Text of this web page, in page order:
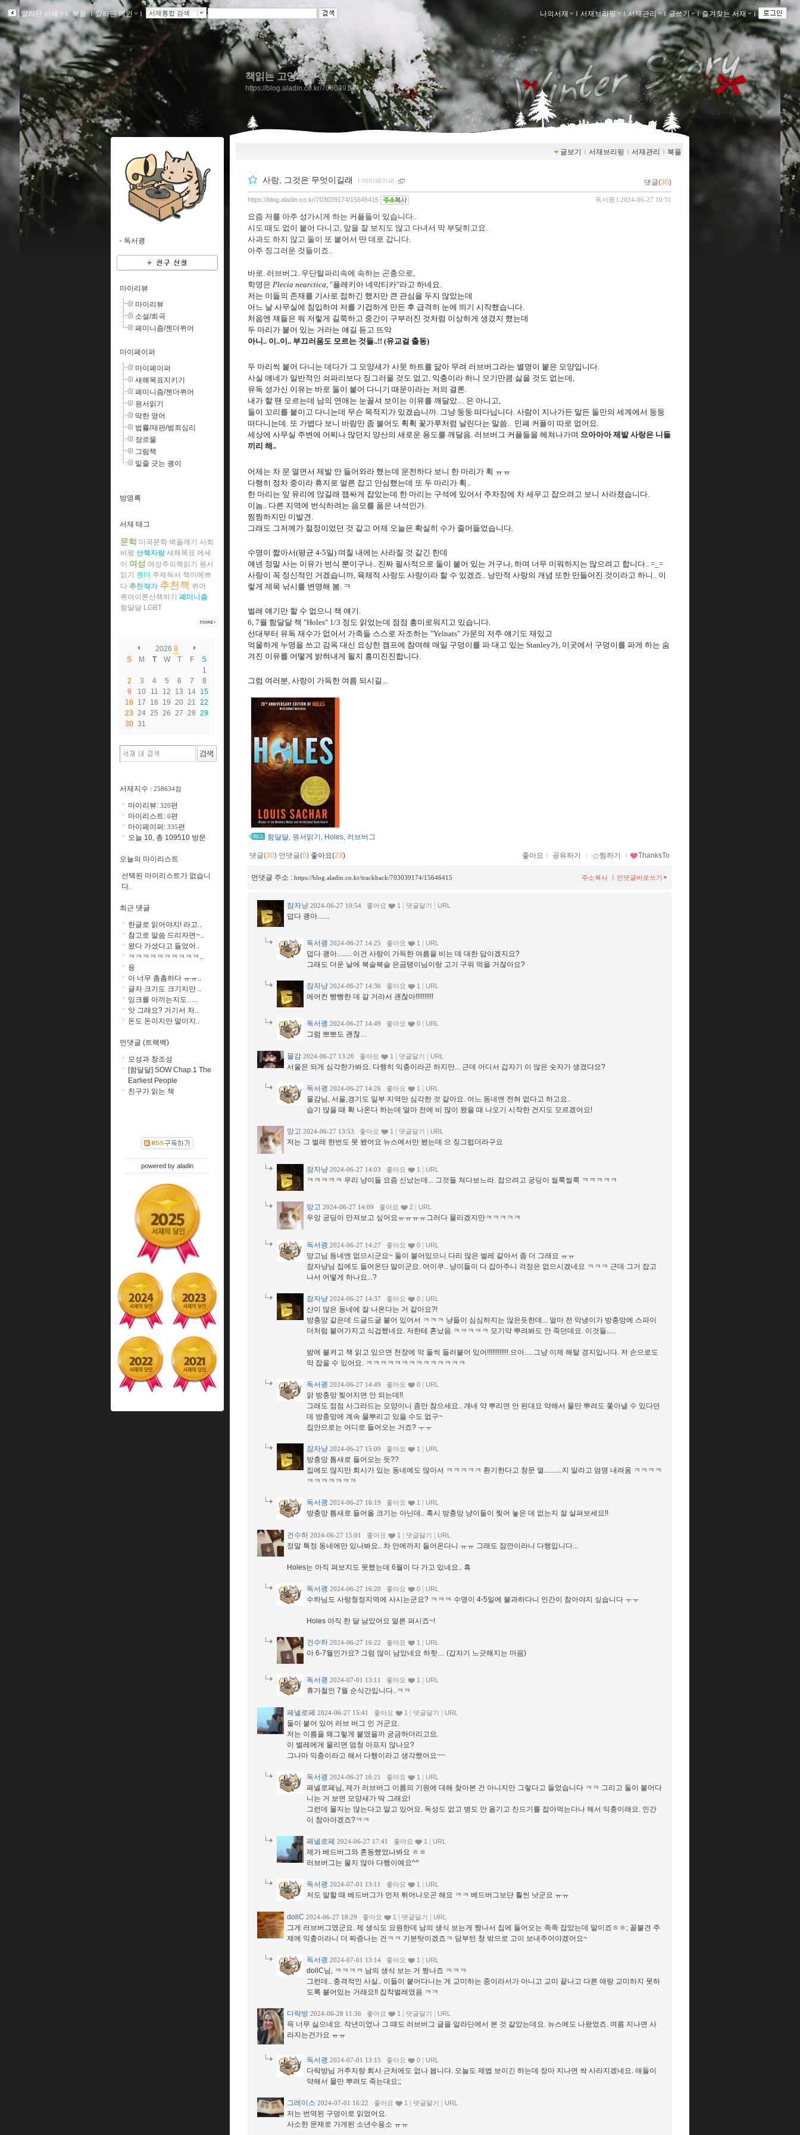
알라딘 서재 ｌ북플ｌ알라딘 메인 ｌ 서재통합 검색 나의서재 ｌ 서재브리핑 ｌ 서재관리 ｌ글쓰기 ｌ즐겨찾는 서재 ｌ
책읽는 고양이의 숲
https://blog.aladin.co.kr/703039174
글보기 ｌ 서재브리핑 ｌ 서재관리 ｌ 북플
사랑, 그것은 무엇이길래 ｌ 마이페이퍼 댓글(30)
독서괭 l 2024-06-27 10:31
https://blog.aladin.co.kr/703039174/15646415
요즘 저를 아주 성가시게 하는 커플들이 있습니다..
시도 때도 없이 붙어 다니고, 앞을 잘 보지도 않고 다녀서 막 부딪히고요.
사과도 하지 않고 둘이 또 붙어서 딴 데로 갑니다.
아주 징그러운 것들이죠..
바로. 러브버그. 우단털파리속에 속하는 곤충으로,
학명은 Plecia nearctica, "플레키아 네악티카"라고 하네요.
저는 이들의 존재를 기사로 접하긴 했지만 큰 관심을 두지 않았는데
어느 날 사무실에 침입하여 저를 기겁하게 만든 후 급격히 눈에 띄기 시작했습니다.
처음엔 쟤들은 뭐 저렇게 길쭉하고 중간이 구부러진 것처럼 이상하게 생겼지 했는데
두 마리가 붙어 있는 거라는 얘길 듣고 뜨악
아니.. 이..이.. 부끄러움도 모르는 것들..!! (유교걸 출동)
두 마리씩 붙어 다니는 데다가 그 모양새가 사뭇 하트를 닮아 무려 러브버그라는 별명이 붙은 모양입니다.
사실 얘네가 일반적인 쇠파리보다 징그러울 것도 없고, 익충이라 하니 모기만큼 싫을 것도 없는데,
유독 성가신 이유는 바로 둘이 붙어 다니기 때문이라는 저의 결론.
내가 할 땐 모르는데 남의 연애는 눈꼴셔 보이는 이유를 깨달았.. . 은 아니고,
둘이 꼬리를 붙이고 다니는데 무슨 목적지가 있겠습니까. 그냥 둥둥 떠다닙니다. 사람이 지나가든 말든 둘만의 세계에서 둥둥
떠다니는데. 또 가볍다 보니 바람만 좀 불어도 휙휙 꽃가루처럼 날린다는 말씀.. 민폐 커플이 따로 없어요.
세상에 사무실 주변에 어찌나 많던지 양산의 새로운 용도를 깨달음. 러브버그 커플들을 헤쳐나가며 으아아아 제발 사랑은 니들
끼리 해..
어제는 차 문 열면서 제발 안 들어와라 했는데 운전하다 보니 한 마리가 휙 ㅠㅠ
다행히 정차 중이라 휴지로 얼른 잡고 안심했는데 또 두 마리가 휙..
한 마리는 앞 유리에 앉길래 잽싸게 잡았는데 한 마리는 구석에 있어서 주차장에 차 세우고 잡으려고 보니 사라졌습니다.
이놈.. 다른 지역에 번식하려는 음모를 품은 녀석인가.
찜찜하지만 미발견.
그래도 그저께가 절정이었던 것 같고 어제 오늘은 확실히 수가 줄어들었습니다.
수명이 짧아서(평균 4-5일) 며칠 내에는 사라질 것 같긴 한데
얘넨 정말 사는 이유가 번식 뿐이구나.. 진짜 필사적으로 둘이 붙어 있는 거구나, 하며 너무 미워하지는 않으려고 합니다.. =_=
사랑이 꼭 정신적인 거겠습니까, 육체적 사랑도 사랑이라 할 수 있겠죠.. 낭만적 사랑의 개념 또한 만들어진 것이라고 하니.. 이
렇게 제목 낚시를 변명해 봄. ㅋ
벌레 얘기만 할 수 없으니 책 얘기.
6, 7월 함달달 책 "Holes" 1/3 정도 읽었는데 점점 흥미로워지고 있습니다.
선대부터 유독 재수가 없어서 가족들 스스로 자조하는 "Yelnats" 가문의 저주 얘기도 재밌고
억울하게 누명을 쓰고 감옥 대신 요상한 캠프에 참여해 매일 구덩이를 파 대고 있는 Stanley가, 이곳에서 구덩이를 파게 하는 숨
겨진 이유를 어떻게 밝혀내게 될지 흥미진진합니다.
그럼 여러분, 사랑이 가득한 여름 되시길...
함달달, 원서읽기 , Holes, 러브버그
댓글(30) 먼댓글(0) 좋아요(23) 좋아요 ｌ 공유하기 ｌ 찜하기 ｌ ThanksTo
먼댓글 주소 : https://blog.aladin.co.kr/trackback/703039174/15646415 먼댓글바로쓰기
주소복사
잠자냥 2024-06-27 10:54 좋아요 1 댓글달기 URL
덥다 괭아.......
독서괭 2024-06-27 14:25 좋아요 1 URL
덥다 괭아........ 이건 사랑이 가득한 여름을 비는 데 대한 답이겠지요?
그래도 더운 날에 북슬북슬 은곰탱이님이랑 고기 구워 먹을 거잖아요?
잠자냥 2024-06-27 14:36 좋아요 1 URL
에어컨 빵빵한 데 갈 거라서 괜찮아!!!!!!!!!!
독서괭 2024-06-27 14:49 좋아요 0 URL
그럼 뽀뽀도 괜찮…
물감 2024-06-27 13:20 좋아요 1 댓글달기 URL
서울은 되게 심각한가봐요. 다행히 익충이라곤 하지만... 근데 어디서 갑자기 이 많은 숫자가 생겼댜요?
독서괭 2024-06-27 14:26 좋아요 1 URL
물감님, 서울,경기도 일부 지역만 심각한 것 같아요. 어느 동네엔 전혀 없다고 하고요..
습기 많을 때 확 나온다 하는데 얼마 전에 비 많이 왔을 때 나오기 시작한 건지도 모르겠어요!
망고 2024-06-27 13:53 좋아요 1 댓글달기 URL
저는 그 벌레 한번도 못 봤어요 뉴스에서만 봤는데 으 징그럽더라구요
잠자냥 2024-06-27 14:03 좋아요 1 URL
ㅋㅋㅋㅋㅋ 우리 냥이들 요즘 신났는데... 그것들 쳐다보느라. 잡으려고 궁딩이 씰룩씰룩 ㅋㅋㅋㅋㅋ
망고 2024-06-27 14:09 좋아요 2 URL
우앙 궁딩이 만져보고 싶어요ㅠㅠㅠㅠ그러다 물리겠지만ㅋㅋㅋㅋㅋ
독서괭 2024-06-27 14:27 좋아요 0 URL
망고님 동네엔 없으시군요~ 둘이 붙어있으니 다리 많은 벌레 같아서 좀 더 그래요 ㅠㅠ
잠자냥님 집에도 들어온단 말이군요. 어이쿠.. 냥이들이 다 잡아주니 걱정은 없으시겠네요 ㅋㅋㅋ 근데 그거 잡고
나서 어떻게 하나요...?
잠자냥 2024-06-27 14:37 좋아요 0 URL
산이 많은 동네에 잘 나온다는 거 같아요?!
방충망 같은데 드글드글 붙어 있어서 ㅋㅋㅋ 냥들이 심심하지는 않은듯한데... 얼마 전 막냉이가 방충망에 스파이
더처럼 붙어가지고 식겁했네요. 저한테 혼났음 ㅋㅋㅋㅋㅋ 모기약 뿌려봐도 안 죽던데요. 이것들.....
밤에 불켜고 책 읽고 있으면 천장에 막 둘씩 들러붙어 있어!!!!!!!!!!!! 으아.... 그냥 이제 해탈 경지입니다. 저 손으로도
막 잡을 수 있어요. ㅋㅋㅋㅋㅋㅋㅋㅋㅋㅋㅋㅋㅋㅋ
독서괭 2024-06-27 14:49 좋아요 0 URL
앍 방충망 찢어지면 안 되는데!!
그래도 점점 사그라드는 모양이니 좀만 참으세요.. 걔네 약 뿌리면 안 된대요 약해서 물만 뿌려도 쫓아낼 수 있다던
데 방충망에 계속 물뿌리고 있을 수도 없구~
집안으로는 어디로 들어오는 거죠? ㅜㅜ
잠자냥 2024-06-27 15:09 좋아요 1 URL
방충망 틈새로 들어오는 듯??
집에도 많지만 회사가 있는 동네에도 많아서 ㅋㅋㅋㅋㅋ 환기한다고 창문 열..........지 말라고 엄명 내려옴 ㅋㅋㅋㅋ
ㅋㅋㅋㅋㅋㅋㅋ
독서괭 2024-06-27 16:19 좋아요 1 URL
방충망 틈새로 들어올 크기는 아닌데.. 혹시 방충망 냥이들이 찢어 놓은 데 없는지 잘 살펴보세요!!
건수하 2024-06-27 15:01 좋아요 1 댓글달기 URL
정말 특정 동네에만 있나봐요.. 차 안에까지 들어온다니 ㅠㅠ 그래도 잠깐이라니 다행입니다...
Holes는 아직 펴보지도 못했는데 6월이 다 가고 있네요.. 흑
독서괭 2024-06-27 16:20 좋아요 0 URL
수하님도 사랑청정지역에 사시는군요? ㅋㅋㅋ 수명이 4-5일에 불과하다니 인간이 참아야지 싶습니다 ㅜㅜ
Holes 아직 한 달 남았어요 얼른 펴시죠~!
건수하 2024-06-27 16:22 좋아요 1 URL
아 6-7월인가요? 그럼 많이 남았네요 하핫… (갑자기 느긋해지는 마음)
독서괭 2024-07-01 13:11 좋아요 1 URL
휴가철인 7월 순식간입니다..ㅋㅋ
페넬로페 2024-06-27 15:41 좋아요 1 댓글달기 URL
둘이 붙어 있어 러브 버그 인 거군요.
저는 이름을 왜그렇게 붙였을까 궁금하더리고요.
이 벌레에게 물리면 엄청 아프지 않나요?
그나마 익충이라고 해서 다행이라고 생각했어요~~
독서괭 2024-06-27 16:21 좋아요 1 URL
페넬로페님, 제가 러브버그 이름의 기원에 대해 찾아본 건 아니지만 그렇다고 들었습니다 ㅋㅋ 그리고 둘이 붙어다
니는 거 보면 모양새가 딱 그래요!
그런데 물지는 않는다고 알고 있어요. 독성도 없고 병도 안 옮기고 진드기를 잡아먹는다나 해서 익충이래요. 인간
이 참아야겠죠?ㅋㅋ
페넬로페 2024-06-27 17:41 좋아요 1 URL
제가 베드버그와 혼동했었나봐요 ㅎㅎ
러브버그는 물지 않아 다행이예요^^
독서괭 2024-07-01 13:11 좋아요 1 URL
저도 말할 때 베드버그가 먼저 튀어나오곤 해요 ㅋㅋ 베드버그보단 훨씬 낫군요 ㅠㅠ
dollC 2024-06-27 18:29 좋아요 1 댓글달기 URL
그게 러브버그였군요. 제 생식도 요원한데 남의 생식 보는게 짱나서 집에 들어오는 족족 잡았는데 말이죠ㅎㅎ; 꼴불견 주
제에 익충이라니 더 짜증나는 건ㅋㅋ 기분탓이겠죠ㅋ 담부턴 창 밖으로 고이 보내주어야겠어요~
독서괭 2024-07-01 13:14 좋아요 1 URL
dollC님, ㅋㅋㅋㅋ 남의 생식 보는 거 짱나죠 ㅋㅋㅋ
그런데.. 충격적인 사실.. 이들이 붙어다니는 게 교미하는 중이라서가 아니고 교미 끝나고 다른 애랑 교미하지 못하
도록 붙어있는 거래요!! 집착벌레였음 ㅋㅋ
다락방 2024-06-28 11:36 좋아요 1 댓글달기 URL
윽 너무 싫으네요. 작년이었나 그 때도 러브버그 글을 알라딘에서 본 것 같았는데요. 뉴스에도 나왔었죠. 여름 지나면 사
라지는건가요 ㅠㅠ
독서괭 2024-07-01 13:15 좋아요 0 URL
다락방님 거주지랑 회사 근처에도 없나 봅니다. 오늘도 제법 보이긴 하는데 장마 지나면 싹 사라지겠네요. 애들이
약해서 물만 뿌려도 죽는대요;;
그레이스 2024-07-01 16:22 좋아요 1 댓글달기 URL
저는 번역된 구덩이로 읽었어요.
사소한 문제로 가게된 소년수용소 ㅠㅠ
- 독서괭
마이리뷰
마이리뷰
소설/희곡
페미니즘/젠더퀴어
마이페이퍼
마이페이퍼
새해목표지키기
페미니즘/젠더퀴어
원서읽기
딱한 영어
법률/재판/범죄심리
장르물
그림책
밑줄 긋는 괭이
방명록
서재 태그
문학 미국문학 벽돌깨기
사회
비평 산책자랑 새해목표 에세
이
여성 여성주의책읽기
원서
읽기
젠더 주제독서 책이예쁘
다 추천작가 추천책 퀴어
퀴어이론산책하기 페미니즘
함달달 LGBT
2026 8
S
M T W T F
S
1
2
3 4 5 6 7
8
9
10 11 12 13 14 15
16
17 18 19 20 21 22
23 24 25 26 27 28 29
30 31
서재지수 : 258634점
마이리뷰: 320편
마이리스트: 0편
마이페이퍼: 335편
오늘 10, 총 109510 방문
오늘의 마이리스트
선택된 마이리스트가 없습니
다.
최근 댓글
한글로 읽어야지! 라고..
참고로 말씀 드리자면~..
왔다 가셨다고 들었어..
ㅋㅋㅋㅋㅋㅋㅋㅋㅋㅋ..
응
아 너무 촘촘하다 ㅠㅠ..
글자 크기도 크기지만 ..
잉크를 아끼는지도…..
앗 그래요? 거기서 처..
돈도 돈이지만 말이지..
먼댓글 (트랙백)
모성과 창조성
[함달달] SOW Chap.1 The
Earliest People
친구가 읽는 책
powered by aladin